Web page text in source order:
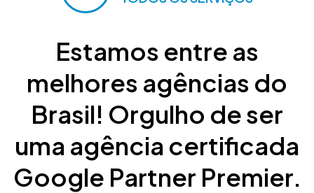
Estamos entre as
melhores agências do
Brasil! Orgulho de ser
uma agência certificada
Google Partner Premier.